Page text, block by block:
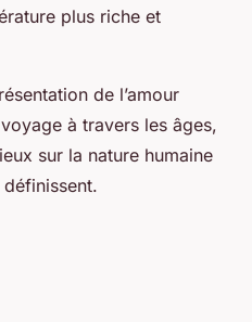
plus riche et
de l’amour
à travers les âges,
sur la nature humaine